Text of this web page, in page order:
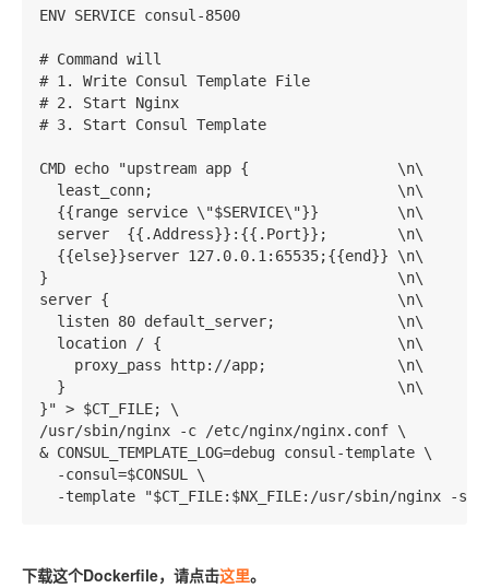
ENV SERVICE consul-8500
# Command will
# 1. Write Consul Template File
# 2. Start Nginx
# 3. Start Consul Template
CMD echo "upstream app {                 \n\
least_conn;                            \n\
{{range service \"$SERVICE\"}}         \n\
server  {{.Address}}:{{.Port}};        \n\
{{else}}server 127.0.0.1:65535;{{end}} \n\
}                                        \n\
server {                                 \n\
listen 80 default_server;              \n\
location / {                           \n\
proxy_pass http://app;               \n\
}                                      \n\
}" > $CT_FILE; \
/usr/sbin/nginx -c /etc/nginx/nginx.conf \
& CONSUL_TEMPLATE_LOG=debug consul-template \
-consul=$CONSUL \
下载这个Dockerfile，请点击这里。